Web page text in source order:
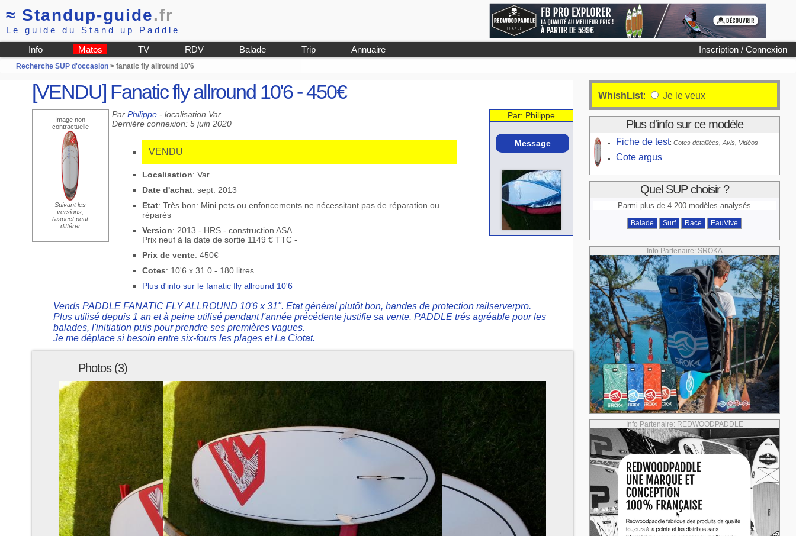
≈ Standup-guide.fr
Le guide du Stand up Paddle
Inscription / Connexion
Info Matos TV RDV Balade Trip Annuaire
Recherche SUP d'occasion> fanatic fly allround 10'6
[VENDU] Fanatic fly allround 10'6 - 450€
Image non
contractuelle
Suivant les
versions,
l'aspect peut
différer
Par: Philippe
Message
Par Philippe- localisation Var
Dernière connexion: 5 juin 2020
VENDU
Localisation: Var
Date d'achat: sept. 2013
Etat: Très bon: Mini pets ou enfoncements ne nécessitant pas de réparation ou
réparés
Version: 2013 - HRS - construction ASA
Prix neuf à la date de sortie 1149 € TTC -
Prix de vente: 450€
Cotes: 10'6 x 31.0 - 180 litres
Plus d'info sur le fanatic fly allround 10'6
Vends PADDLE FANATIC FLY ALLROUND 10'6 x 31". Etat général plutôt bon, bandes de protection railserverpro.
Plus utilisé depuis 1 an et à peine utilisé pendant l'année précédente justifie sa vente. PADDLE trés agréable pour les
balades, l'initiation puis pour prendre ses premières vagues.
Je me déplace si besoin entre six-fours les plages et La Ciotat.
Photos (3)
WhishList: Je le veux
Plus d'info sur ce modèle
Fiche de test:Cotes détaillées, Avis, Vidéos
Cote argus
Quel SUP choisir ?
Parmi plus de 4.200 modèles analysés
Balade Surf Race EauVive
Info Partenaire: SROKA
Info Partenaire: REDWOODPADDLE